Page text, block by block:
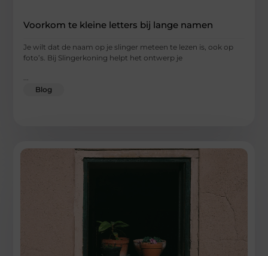
Voorkom te kleine letters bij lange namen
Je wilt dat de naam op je slinger meteen te lezen is, ook op
foto’s. Bij Slingerkoning helpt het ontwerp je
Blog